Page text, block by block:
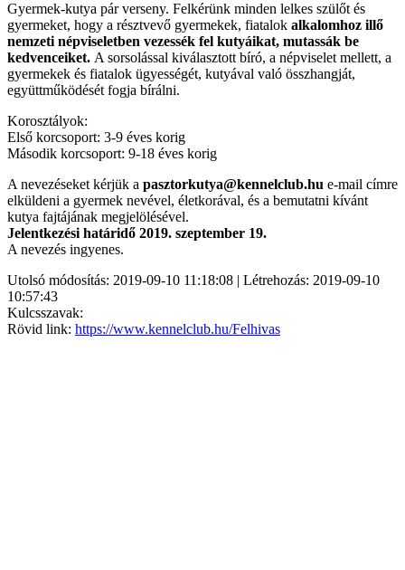
Gyermek-kutya pár verseny. Felkérünk minden lelkes szülőt és
gyermeket, hogy a résztvevő gyermekek, fiatalok alkalomhoz illő
nemzeti népviseletben vezessék fel kutyáikat, mutassák be
kedvenceiket. A sorsolással kiválasztott bíró, a népviselet mellett, a
gyermekek és fiatalok ügyességét, kutyával való összhangját,
együttműködését fogja bírálni.
Korosztályok:
Első korcsoport: 3-9 éves korig
Második korcsoport: 9-18 éves korig
A nevezéseket kérjük a pasztorkutya@kennelclub.hu e-mail címre
elküldeni a gyermek nevével, életkorával, és a bemutatni kívánt
kutya fajtájának megjelölésével.
Jelentkezési határidő 2019. szeptember 19.
A nevezés ingyenes.
Utolsó módosítás: 2019-09-10 11:18:08 | Létrehozás: 2019-09-10
10:57:43
Kulcsszavak:
Rövid link: https://www.kennelclub.hu/Felhivas